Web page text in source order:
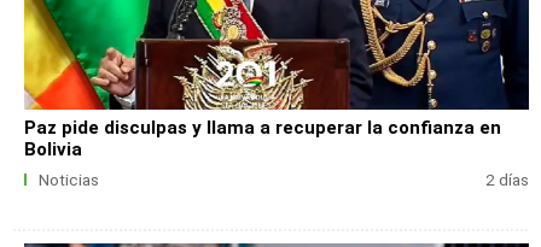
Paz pide disculpas y llama a recuperar la confianza en
Bolivia
Noticias 2 días